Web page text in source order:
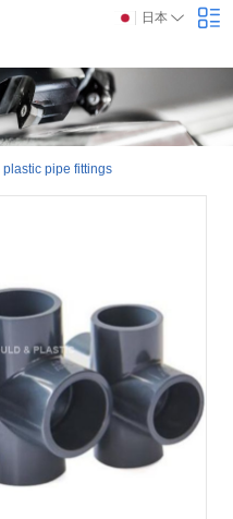
日本
plastic pipe fittings